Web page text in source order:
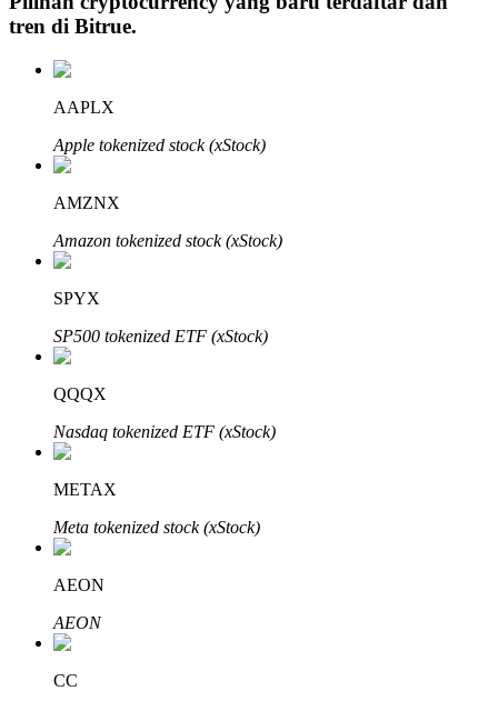
Investasi Otomatis
Raih keuntungan jangka panjang dan kepentingan fleksibel
Pelajari Staking
Pelajari tentang mendapatkan penghasilan pasif
Bitrue
AI
Mitra Bitrue
tren di Bitrue.
AAPLX
Apple tokenized stock (xStock)
AMZNX
Amazon tokenized stock (xStock)
SPYX
SP500 tokenized ETF (xStock)
QQQX
Nasdaq tokenized ETF (xStock)
METAX
Meta tokenized stock (xStock)
AEON
AEON
CC